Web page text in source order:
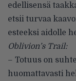
edellisensä
etsii turvaa
esteeksi aidolle
Oblivion’s Trail:
– Totuus on
huomattavasti